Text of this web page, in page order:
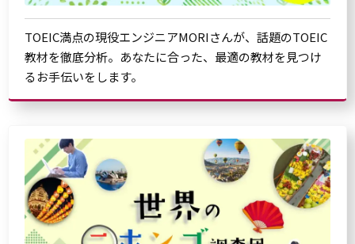
TOEIC満点の現役エンジニアMORIさんが、話題のTOEIC
教材を徹底分析。あなたに合った、最適の教材を見つけ
るお手伝いをします。